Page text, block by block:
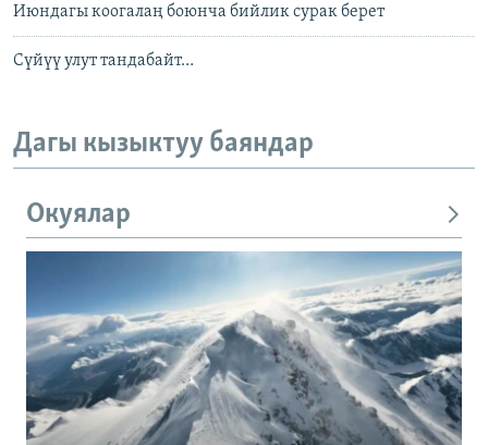
Июндагы коогалаң боюнча бийлик сурак берет
Сүйүү улут тандабайт…
Дагы кызыктуу баяндар
Окуялар